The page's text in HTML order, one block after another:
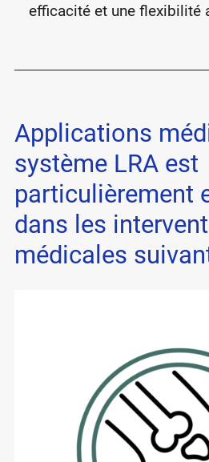
efficacité et une flexibilité
Applications
système LRA est
particulièrement
dans les
médicales